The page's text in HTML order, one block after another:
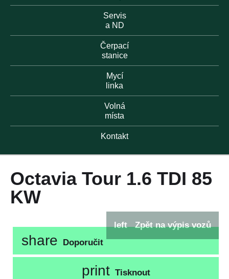
Servis
a ND
Čerpací
stanice
Mycí
linka
Volná
místa
Kontakt
Octavia Tour 1.6 TDI 85
KW
left Zpět na výpis vozů
share Doporučit
print Tisknout